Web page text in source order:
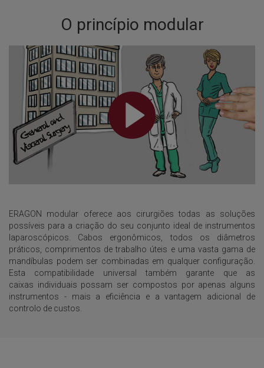
O princípio modular
ERAGON modular oferece aos cirurgiões todas as soluções
possíveis para a criação do seu conjunto ideal de instrumentos
laparoscópicos. Cabos ergonômicos, todos os diâmetros
práticos, comprimentos de trabalho úteis e uma vasta gama de
mandíbulas podem ser combinadas em qualquer configuração.
Esta compatibilidade universal também garante que as
caixas individuais possam ser compostos por apenas alguns
instrumentos - mais a eficiência e a vantagem adicional de
controlo de custos.